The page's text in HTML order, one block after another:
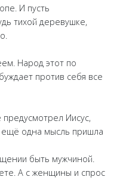
И пусть
тихой деревушке,
Народ этот по
против себя все
предусмотрел Иисус,
ещё одна мысль пришла
быть мужчиной.
А с женщины и спрос